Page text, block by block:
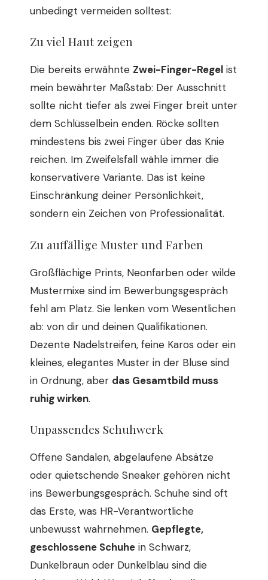
unbedingt vermeiden solltest:
Zu viel Haut zeigen
Die bereits erwähnte Zwei-Finger-Regel ist
mein bewährter Maßstab: Der Ausschnitt
sollte nicht tiefer als zwei Finger breit unter
dem Schlüsselbein enden. Röcke sollten
mindestens bis zwei Finger über das Knie
reichen. Im Zweifelsfall wähle immer die
konservativere Variante. Das ist keine
Einschränkung deiner Persönlichkeit,
sondern ein Zeichen von Professionalität.
Zu auffällige Muster und Farben
Großflächige Prints, Neonfarben oder wilde
Mustermixe sind im Bewerbungsgespräch
fehl am Platz. Sie lenken vom Wesentlichen
ab: von dir und deinen Qualifikationen.
Dezente Nadelstreifen, feine Karos oder ein
kleines, elegantes Muster in der Bluse sind
in Ordnung, aber das Gesamtbild muss
ruhig wirken.
Unpassendes Schuhwerk
Offene Sandalen, abgelaufene Absätze
oder quietschende Sneaker gehören nicht
ins Bewerbungsgespräch. Schuhe sind oft
das Erste, was HR-Verantwortliche
unbewusst wahrnehmen. Gepflegte,
geschlossene Schuhe in Schwarz,
Dunkelbraun oder Dunkelblau sind die